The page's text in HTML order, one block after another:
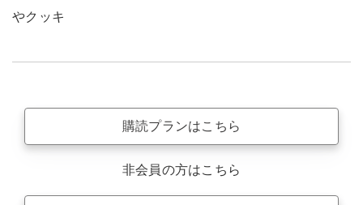
やクッキ
購読プランはこちら
非会員の方はこちら